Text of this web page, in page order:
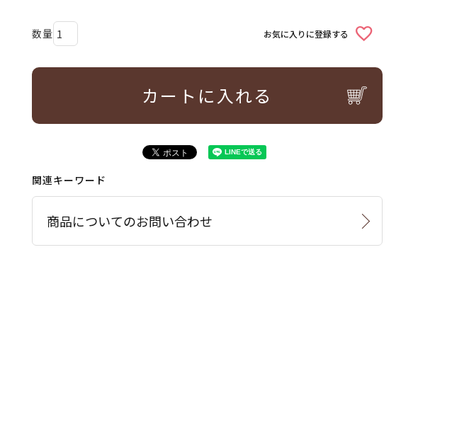
お気に入りに登録する
カートに入れる
関連キーワード
商品についてのお問い合わせ